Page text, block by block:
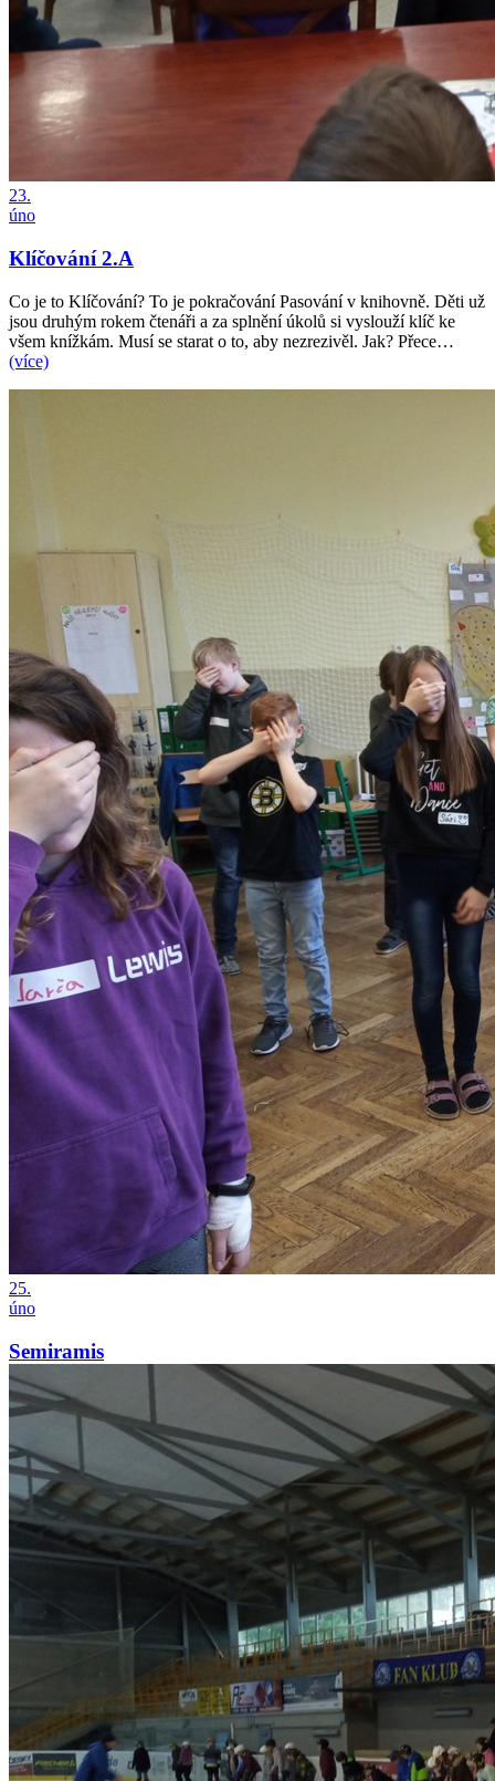
23.
úno
Klíčování 2.A
Co je to Klíčování? To je pokračování Pasování v knihovně. Děti už
jsou druhým rokem čtenáři a za splnění úkolů si vyslouží klíč ke
všem knížkám. Musí se starat o to, aby nezrezivěl. Jak? Přece…
(více)
25.
úno
Semiramis